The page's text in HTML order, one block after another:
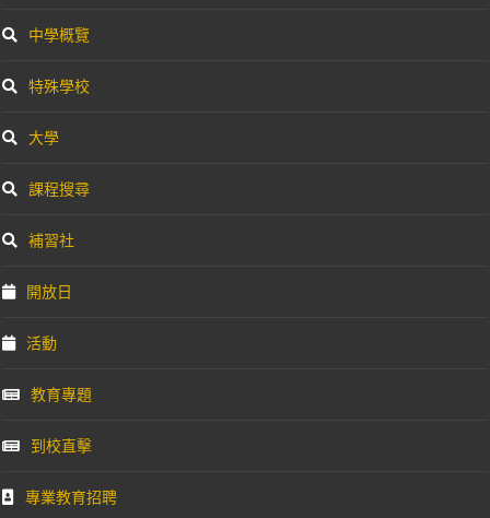
中學概覽
特殊學校
大學
課程搜尋
補習社
開放日
活動
教育專題
到校直擊
專業教育招聘